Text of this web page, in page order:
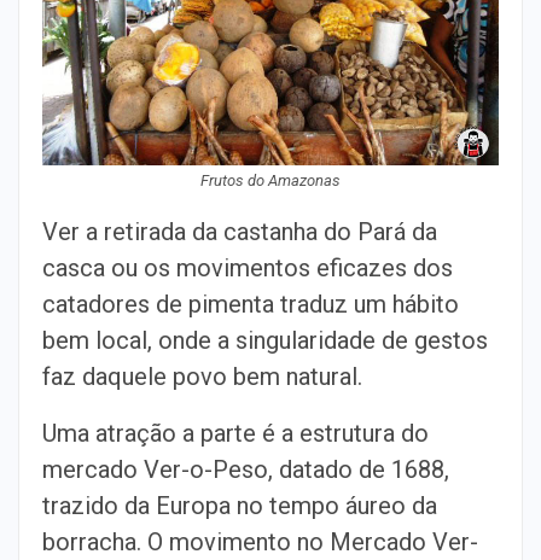
Frutos do Amazonas
Ver a retirada da castanha do Pará da
casca ou os movimentos eficazes dos
catadores de pimenta traduz um hábito
bem local, onde a singularidade de gestos
faz daquele povo bem natural.
Uma atração a parte é a estrutura do
mercado Ver-o-Peso, datado de 1688,
trazido da Europa no tempo áureo da
borracha. O movimento no Mercado Ver-